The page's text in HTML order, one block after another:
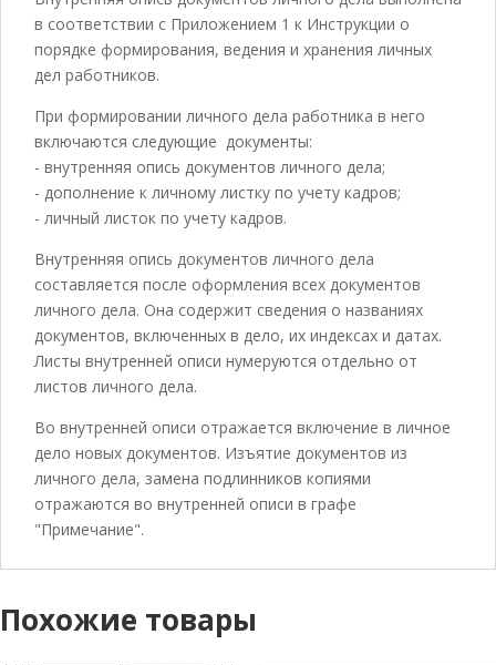
в соответствии с Приложением 1 к Инструкции о
порядке формирования, ведения и хранения личных
дел работников.
При формировании личного дела работника в него
включаются следующие документы:
- внутренняя опись документов личного дела;
- дополнение к личному листку по учету кадров;
- личный листок по учету кадров.
Внутренняя опись документов личного дела
составляется после оформления всех документов
личного дела. Она содержит сведения о названиях
документов, включенных в дело, их индексах и датах.
Листы внутренней описи нумеруются отдельно от
листов личного дела.
Во внутренней описи отражается включение в личное
дело новых документов. Изъятие документов из
личного дела, замена подлинников копиями
отражаются во внутренней описи в графе
"Примечание".
Похожие товары